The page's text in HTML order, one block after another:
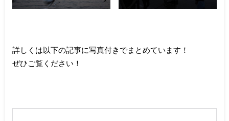
詳しくは以下の記事に写真付きでまとめています！
ぜひご覧ください！